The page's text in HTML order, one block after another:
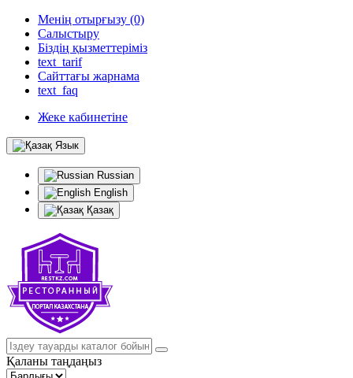
Менің отырғызу (0)
Салыстыру
Біздің қызметтеріміз
text_tarif
Сайттағы жарнама
text_faq
Жеке кабинетіне
Язык
Russian
English
Қазақ
Қаланы таңдаңыз